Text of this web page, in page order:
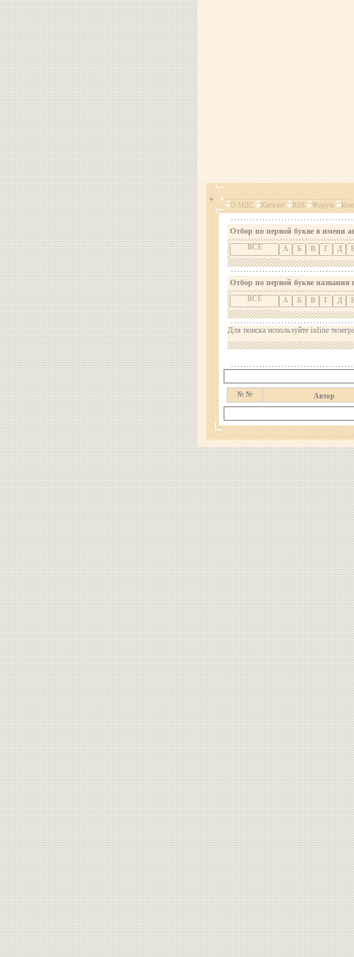
О МДС Каталог RSS Форум
Отбор по первой букве в имени
ВСЕ А Б В Г Д
Отбор по первой букве названия
ВСЕ А Б В Г Д
Для поиска используйте inline
№ № Автор